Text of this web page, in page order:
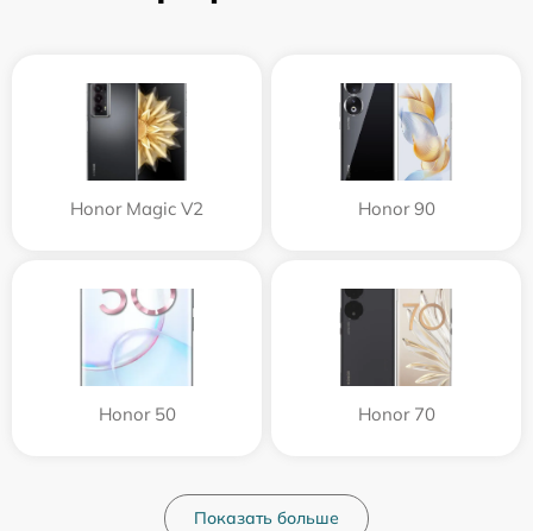
Honor Magic V2 Honor 90
Honor 50 Honor 70
Показать больше